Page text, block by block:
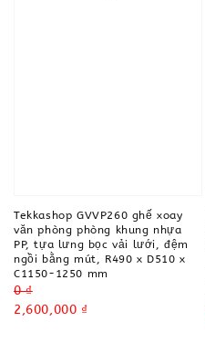
Tekkashop GVVP260 ghế xoay
văn phòng phòng khung nhựa
PP, tựa lưng bọc vải lưới, đệm
ngồi bằng mút, R490 x D510 x
C1150-1250 mm
Regular
price
0 ₫
Sale
2,600,000 ₫